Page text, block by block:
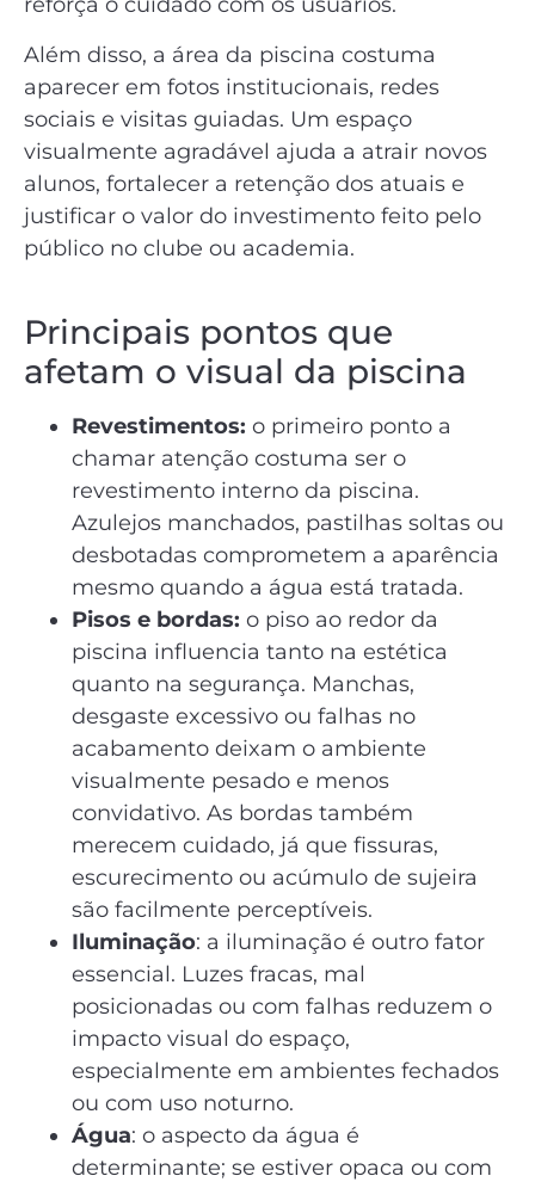
Além disso, a área da piscina costuma
aparecer em fotos institucionais, redes
sociais e visitas guiadas. Um espaço
visualmente agradável ajuda a atrair novos
alunos, fortalecer a retenção dos atuais e
justificar o valor do investimento feito pelo
público no clube ou academia.
Principais pontos que
afetam o visual da piscina
Revestimentos: o primeiro ponto a
chamar atenção costuma ser o
revestimento interno da piscina.
Azulejos manchados, pastilhas soltas ou
desbotadas comprometem a aparência
mesmo quando a água está tratada.
Pisos e bordas: o piso ao redor da
piscina influencia tanto na estética
quanto na segurança. Manchas,
desgaste excessivo ou falhas no
acabamento deixam o ambiente
visualmente pesado e menos
convidativo. As bordas também
merecem cuidado, já que fissuras,
escurecimento ou acúmulo de sujeira
são facilmente perceptíveis.
Iluminação: a iluminação é outro fator
essencial. Luzes fracas, mal
posicionadas ou com falhas reduzem o
impacto visual do espaço,
especialmente em ambientes fechados
ou com uso noturno.
Água: o aspecto da água é
determinante; se estiver opaca ou com